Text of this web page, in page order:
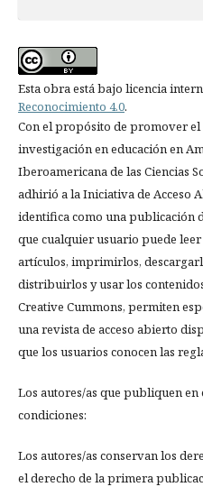
Esta obra está bajo licencia
Reconocimiento 4.0.
Con el propósito de promover
investigación en educación en
Iberoamericana de las Ciencias
adhirió a la Iniciativa de Acceso
identifica como una publicación
que cualquier usuario puede
artículos, imprimirlos,
distribuirlos y usar los
Creative Cummons, permiten
una revista de acceso abierto
que los usuarios conocen las
Los autores/as que publiquen en
condiciones:
Los autores/as conservan los
el derecho de la primera